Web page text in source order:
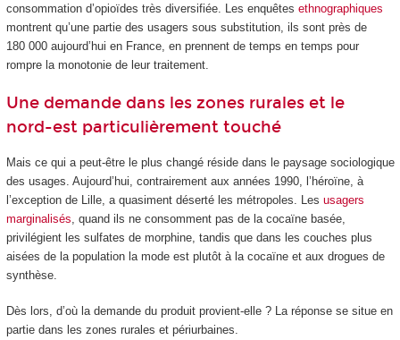
consommation d’opioïdes très diversifiée. Les enquêtes ethnographiques
montrent qu’une partie des usagers sous substitution, ils sont près de
180 000 aujourd’hui en France, en prennent de temps en temps pour
rompre la monotonie de leur traitement.
Une demande dans les zones rurales et le
nord-est particulièrement touché
Mais ce qui a peut-être le plus changé réside dans le paysage sociologique
des usages. Aujourd’hui, contrairement aux années 1990, l’héroïne, à
l’exception de Lille, a quasiment déserté les métropoles. Les usagers
marginalisés , quand ils ne consomment pas de la cocaïne basée,
privilégient les sulfates de morphine, tandis que dans les couches plus
aisées de la population la mode est plutôt à la cocaïne et aux drogues de
synthèse.
Dès lors, d’où la demande du produit provient-elle ? La réponse se situe en
partie dans les zones rurales et périurbaines.